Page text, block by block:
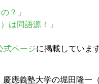
？」
は同語源！」
式ページに掲載していま
應義塾大学の堀田隆一